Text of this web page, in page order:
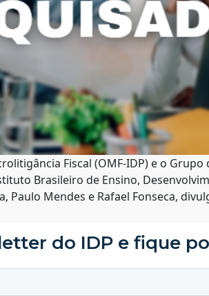
Fiscal (OMF-IDP) e o
Brasileiro de Ensino,
Paulo Mendes e Rafael Fonseca,
do IDP e fique